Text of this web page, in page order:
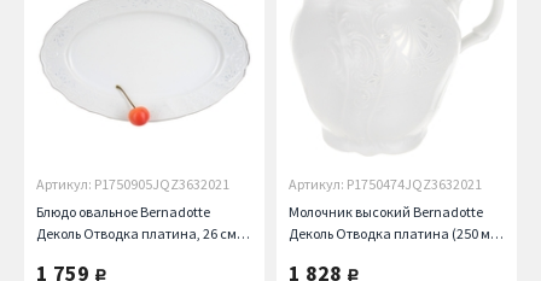
Артикул: P1750905JQZ3632021
Блюдо овальное Bernadotte
Деколь Отводка платина, 26 см
1 759 руб.
Артикул: P1750474JQZ3632021
Молочник высокий Bernadotte
Деколь Отводка платина (250 мл)
1 828 руб.